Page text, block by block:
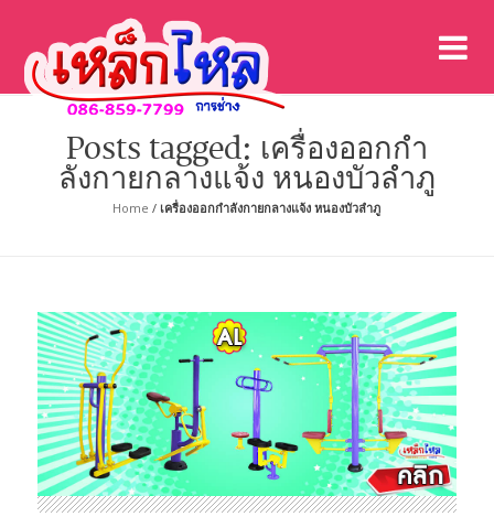
Posts tagged: เครื่องออกกํา
ลังกายกลางแจ้ง หนองบัวลำภู
Home / เครื่องออกกําลังกายกลางแจ้ง หนองบัวลำภู